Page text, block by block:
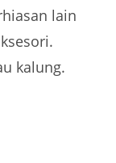
lain
kalung.